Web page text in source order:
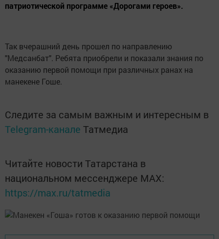
патриотической программе «Дорогами героев».
Так вчерашний день прошел по направлению
"Медсанбат". Ребята приобрели и показали знания по
оказанию первой помощи при различных ранах на
манекене Гоше.
Следите за самым важным и интересным в
Telegram-канале Татмедиа
Читайте новости Татарстана в
национальном мессенджере MАХ:
https://max.ru/tatmedia